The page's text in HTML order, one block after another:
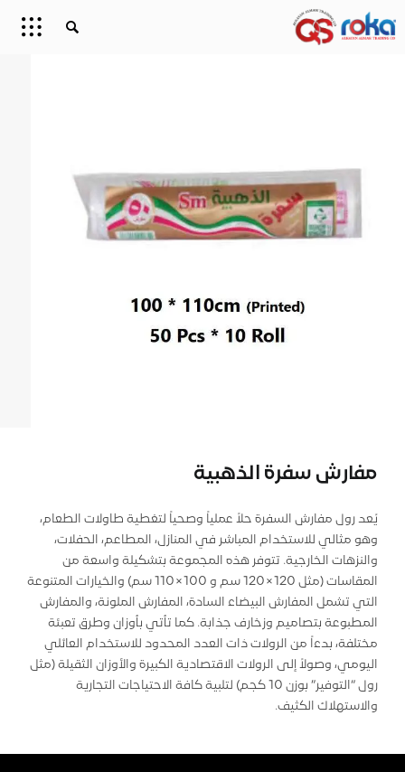
مفارش سفرة الذهبية
يُعد رول مفارش السفرة حلاً عملياً وصحياً لتغطية طاولات الطعام،
وهو مثالي للاستخدام المباشر في المنازل، المطاعم، الحفلات،
والنزهات الخارجية. تتوفر هذه المجموعة بتشكيلة واسعة من
المقاسات (مثل 120×120 سم و 100×110 سم) والخيارات المتنوعة
التي تشمل المفارش البيضاء السادة، المفارش الملونة، والمفارش
المطبوعة بتصاميم وزخارف جذابة. كما تأتي بأوزان وطرق تعبئة
مختلفة، بدءاً من الرولات ذات العدد المحدود للاستخدام العائلي
اليومي، وصولاً إلى الرولات الاقتصادية الكبيرة والأوزان الثقيلة (مثل
رول “التوفير” بوزن 10 كجم) لتلبية كافة الاحتياجات التجارية
والاستهلاك الكثيف.